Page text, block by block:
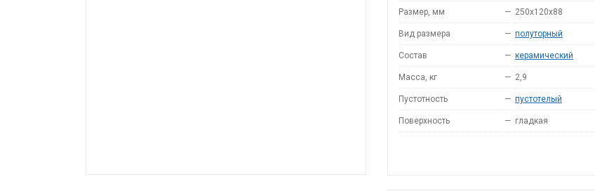
Размер, мм — 250x120x88
Вид размера — полуторный
Состав — керамический
Масса, кг — 2,9
Пустотность — пустотелый
Поверхность — гладкая